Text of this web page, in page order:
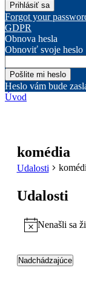
Forgot your
GDPR
Obnova hesla
Obnoviť svoje heslo
Heslo vám bude
Úvod
komédia
Udalosti
Udalosti
NoticeNenašli sa
Nadchádzajúce